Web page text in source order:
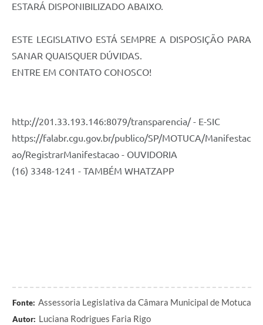
ESTARÁ DISPONIBILIZADO ABAIXO.
ESTE LEGISLATIVO ESTÁ SEMPRE A DISPOSIÇÃO PARA
SANAR QUAISQUER DÚVIDAS.
ENTRE EM CONTATO CONOSCO!
http://201.33.193.146:8079/transparencia/ - E-SIC
https://falabr.cgu.gov.br/publico/SP/MOTUCA/Manifestac
ao/RegistrarManifestacao - OUVIDORIA
(16) 3348-1241 - TAMBÉM WHATZAPP
Fonte: Assessoria Legislativa da Câmara Municipal de Motuca
Autor: Luciana Rodrigues Faria Rigo